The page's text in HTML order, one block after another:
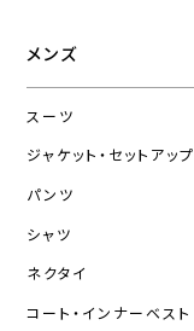
メンズ
スーツ
ジャケット・セットアップ
パンツ
シャツ
ネクタイ
コート・インナーベスト